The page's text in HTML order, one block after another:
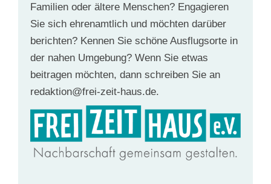
Familien oder ältere Menschen? Engagieren
Sie sich ehrenamtlich und möchten darüber
berichten? Kennen Sie schöne Ausflugsorte in
der nahen Umgebung? Wenn Sie etwas
beitragen möchten, dann schreiben Sie an
redaktion@frei-zeit-haus.de.